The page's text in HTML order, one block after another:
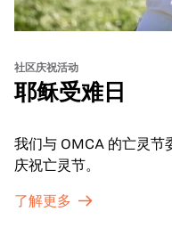
社区庆祝活动
耶稣受难日
我们与 OMCA 的亡灵节
庆祝亡灵节。
了解更多